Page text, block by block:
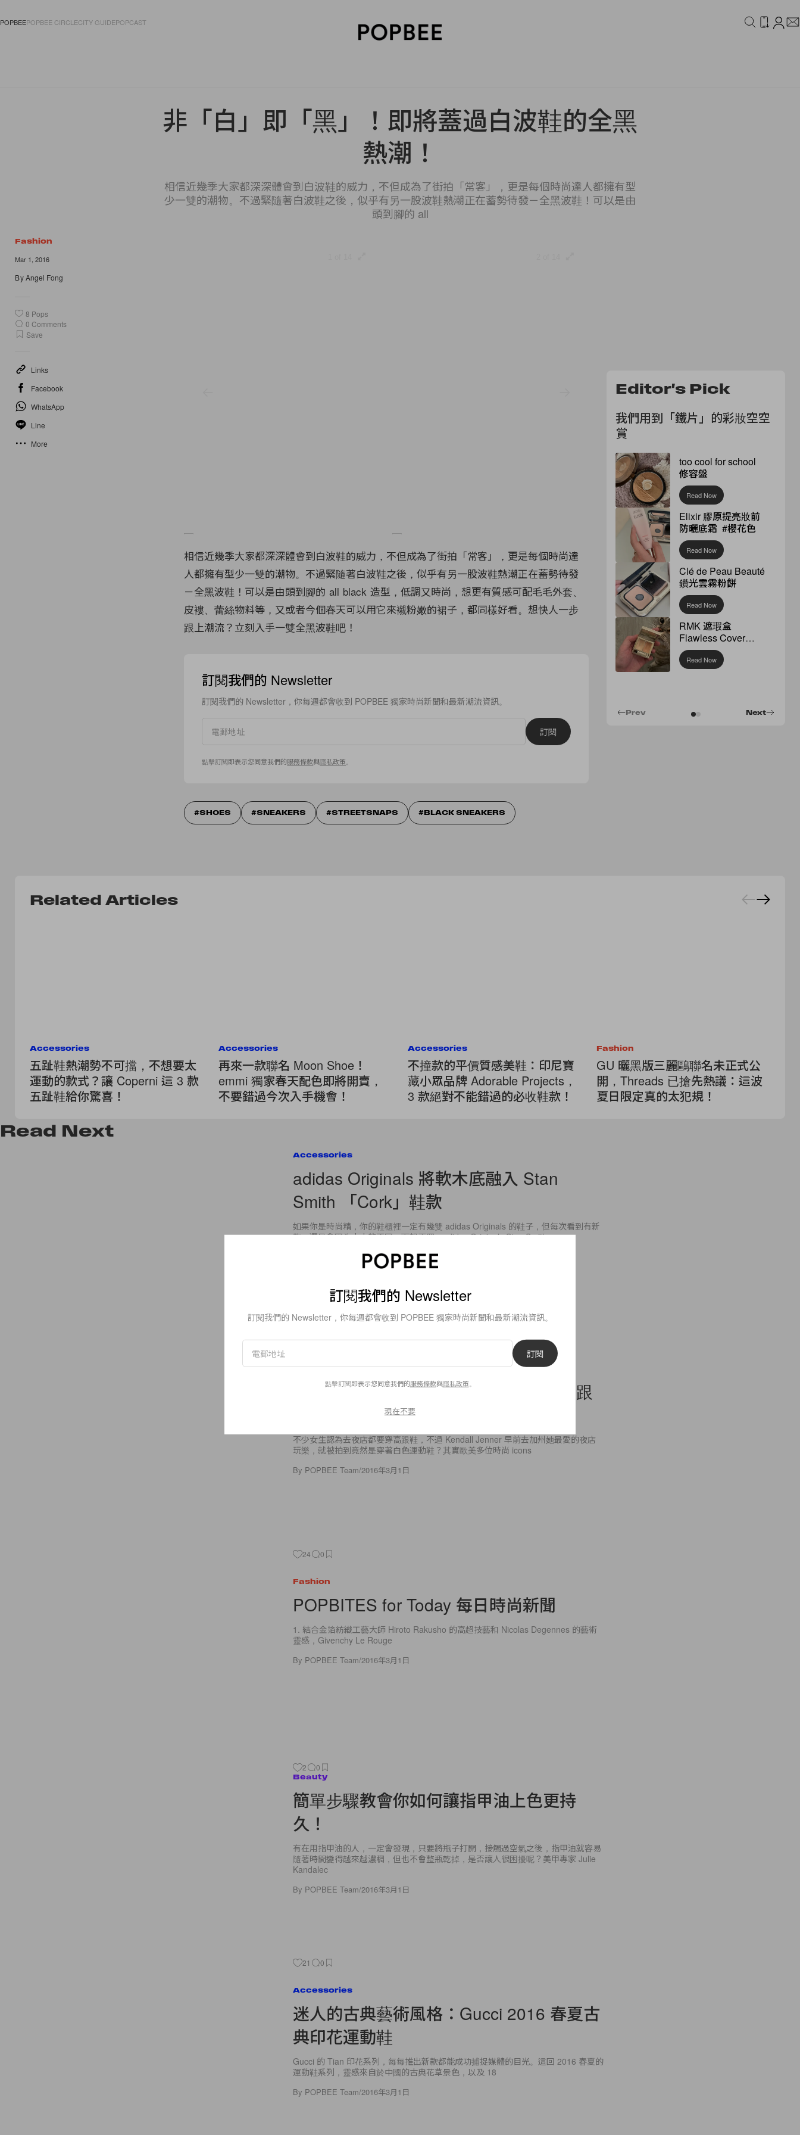
POPBEEPOPBEE CIRCLECITY GUIDEPOPCAST
非「白」即「黑」！即將蓋過白波鞋的全黑
熱潮！
相信近幾季大家都深深體會到白波鞋的威力，不但成為了街拍「常客」，更是每個時尚達人都擁有型
少一雙的潮物。不過緊隨著白波鞋之後，似乎有另一股波鞋熱潮正在蓄勢待發－全黑波鞋！可以是由
頭到腳的 all
Fashion
Mar 1, 2016
ByAngel Fong
8 Pops
0 Comments
Save
Links
Facebook
WhatsApp
Line
More
相信近幾季大家都深深體會到白波鞋的威力，不但成為了街拍「常客」，更是每個時尚達
人都擁有型少一雙的潮物。不過緊隨著白波鞋之後，似乎有另一股波鞋熱潮正在蓄勢待發
－全黑波鞋！可以是由頭到腳的 all black 造型，低調又時尚，想更有質感可配毛毛外套、
皮褸、蕾絲物料等，又或者今個春天可以用它來襯粉嫩的裙子，都同樣好看。想快人一步
跟上潮流？立刻入手一雙全黑波鞋吧！
訂閱我們的 Newsletter
訂閱我們的 Newsletter，你每週都會收到 POPBEE 獨家時尚新聞和最新潮流資訊。
訂閱
點擊訂閱即表示您同意我們的服務條款與隱私政策
SHOES SNEAKERS STREETSNAPS BLACK SNEAKERS
Editor's Pick
我們用到「鐵片」的彩妝空空
賞
too cool for school
修容盤
Read Now
Elixir 膠原提亮妝前
防曬底霜 #櫻花色
Read Now
Clé de Peau Beauté
鑽光雲霧粉餅
Read Now
RMK 遮瑕盒
Flawless Cover
Concealer
Read Now
Next
Prev
Related Articles
Accessories
五趾鞋熱潮勢不可擋，不想要太
運動的款式？讓 Coperni 這 3 款
五趾鞋給你驚喜！
Accessories
再來一款聯名 Moon Shoe！
emmi 獨家春天配色即將開賣，
不要錯過今次入手機會！
Accessories
不撞款的平價質感美鞋：印尼寶
藏小眾品牌 Adorable Projects，
3 款絕對不能錯過的必收鞋款！
Fashion
GU 曬黑版三麗鷗聯名未正式公
開，Threads 已搶先熱議：這波
夏日限定真的太犯規！
Read Next
Accessories
adidas Originals 將軟木底融入 Stan
Smith 「Cork」鞋款
如果你是時尚精，你的鞋櫃裡一定有幾雙 adidas Originals 的鞋子，但每次看到有新
款，還是會因為小小的不同，而想再買。adidas Originals Stan Smith
2016年3月1日
10 0
Fashion
週末狂歡夜穿搭提案：明星示範不穿高跟
鞋也能依舊迷人！
不少女生認為去夜店都要穿高跟鞋，不過 Kendall Jenner 早前去加州她最愛的夜店
玩樂，就被拍到竟然是穿著白色運動鞋？其實歐美多位時尚 icons
By POPBEE Team/2016年3月1日
24 0
Fashion
POPBITES for Today 每日時尚新聞
1. 結合金箔紡織工藝大師 Hiroto Rakusho 的高超技藝和 Nicolas Degennes 的藝術
靈感，Givenchy Le Rouge
By POPBEE Team/2016年3月1日
2 0
Beauty
簡單步驟教會你如何讓指甲油上色更持
久！
有在用指甲油的人，一定會發現，只要將瓶子打開，接觸過空氣之後，指甲油就容易
隨著時間變得越來越濃稠，但也不會整瓶乾掉，是否讓人很困擾呢？美甲專家 Julie
Kandalec
By POPBEE Team/2016年3月1日
21 0
Accessories
迷人的古典藝術風格：Gucci 2016 春夏古
典印花運動鞋
Gucci 的 Tian 印花系列，每每推出新款都能成功捕捉媒體的目光。這回 2016 春夏的
運動鞋系列，靈感來自於中國的古典花草景色，以及 18
By POPBEE Team/2016年3月1日
訂閱我們的 Newsletter
訂閱我們的 Newsletter，你每週都會收到 POPBEE 獨家時尚新聞和最新潮流資訊。
訂閱
點擊訂閱即表示您同意我們的服務條款與隱私政策
現在不要